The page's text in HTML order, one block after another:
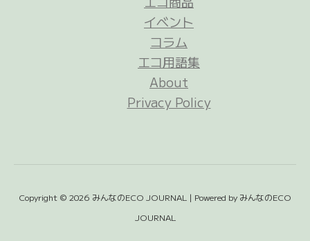
イベント
コラム
エコ用語集
About
Privacy Policy
Copyright © 2026 みんなのECO JOURNAL | Powered by みんなのECO
JOURNAL